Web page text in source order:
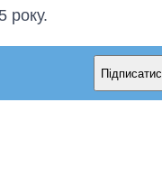
року.